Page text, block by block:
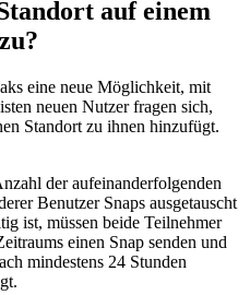
auf einem
eine neue Möglichkeit, mit
neuen Nutzer fragen sich,
Standort zu ihnen hinzufügt.
der aufeinanderfolgenden
Benutzer Snaps ausgetauscht
ist, müssen beide Teilnehmer
einen Snap senden und
mindestens 24 Stunden